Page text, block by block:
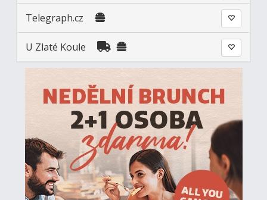
Telegraph.cz
U Zlaté Koule